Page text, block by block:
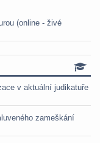
(online - živé
v aktuální judikatuře
zameškání